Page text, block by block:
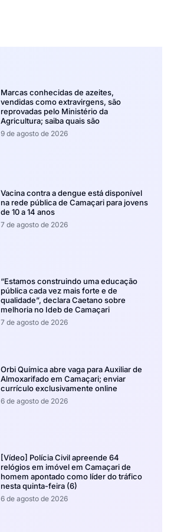
Marcas conhecidas de azeites,
vendidas como extravirgens, são
reprovadas pelo Ministério da
Agricultura; saiba quais são
9 de agosto de 2026
Vacina contra a dengue está disponível
na rede pública de Camaçari para jovens
de 10 a 14 anos
7 de agosto de 2026
“Estamos construindo uma educação
pública cada vez mais forte e de
qualidade”, declara Caetano sobre
melhoria no Ideb de Camaçari
7 de agosto de 2026
Orbi Química abre vaga para Auxiliar de
Almoxarifado em Camaçari; enviar
currículo exclusivamente online
6 de agosto de 2026
[Vídeo] Polícia Civil apreende 64
relógios em imóvel em Camaçari de
homem apontado como líder do tráfico
nesta quinta-feira (6)
6 de agosto de 2026